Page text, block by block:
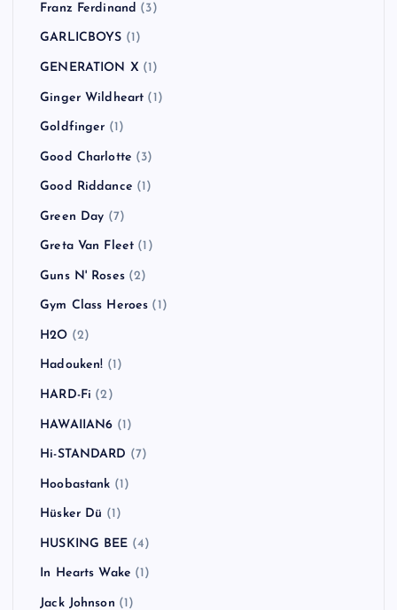
Franz Ferdinand (3)
GARLICBOYS (1)
GENERATION X (1)
Ginger Wildheart (1)
Goldfinger (1)
Good Charlotte (3)
Good Riddance (1)
Green Day (7)
Greta Van Fleet (1)
Guns N' Roses(2)
Gym Class Heroes (1)
H2O (2)
Hadouken! (1)
HARD-Fi (2)
HAWAIIAN6 (1)
Hi-STANDARD (7)
Hoobastank (1)
Hüsker Dü (1)
HUSKING BEE (4)
In Hearts Wake (1)
Jack Johnson (1)